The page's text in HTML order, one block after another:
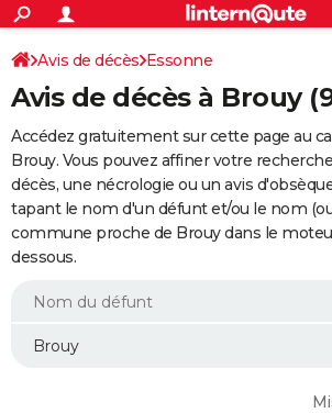
ACTUALITÉS
Politique
Société
Faits Divers
Education
Monde
Villes
+
SPORT
Coupe du monde 2026
Football
Tennis
Cyclisme
Rugby
Forum
Programme TV
TNT
Streaming
Cinéma
Sorties cinéma
Musique
+
FINANCE
Retraite
Epargne
Immobilier
Risques naturels par ville
Assurance
AUTO
Essais
Réserver un essai
Citadines
Berlines
SUV
Forum auto
+
HIGH-TECH
BRICOLAGE
WEEK-END
Avis de décès Essonne
Avis de décès à Brouy
Accédez gratuitement sur cette page au
Brouy. Vous pouvez affiner votre
décès, une nécrologie ou un avis
tapant le nom d'un défunt et/ou le nom
commune proche de Brouy dans le
dessous.